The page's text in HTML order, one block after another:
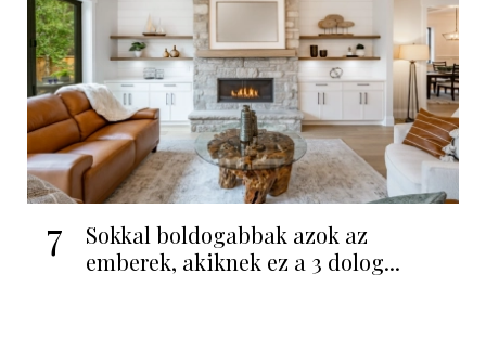
7
Sokkal boldogabbak azok az
emberek, akiknek ez a 3 dolog...